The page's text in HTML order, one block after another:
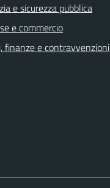
e sicurezza pubblica
e commercio
finanze e contravvenzioni